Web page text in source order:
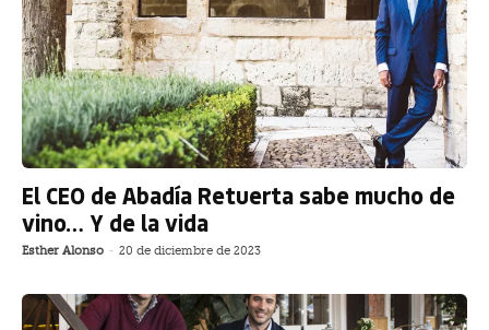
El CEO de Abadía Retuerta sabe mucho de
vino… Y de la vida
Esther Alonso - 20 de diciembre de 2023